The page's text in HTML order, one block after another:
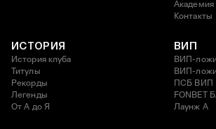
Академия
Контакты
ИСТОРИЯ
История клуба
Титулы
Рекорды
Легенды
От А до Я
ВИП
ВИП-
ВИП-
ПСБ ВИП
FONBET
Лаунж A